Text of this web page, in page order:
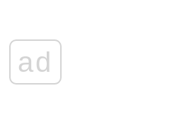
ad